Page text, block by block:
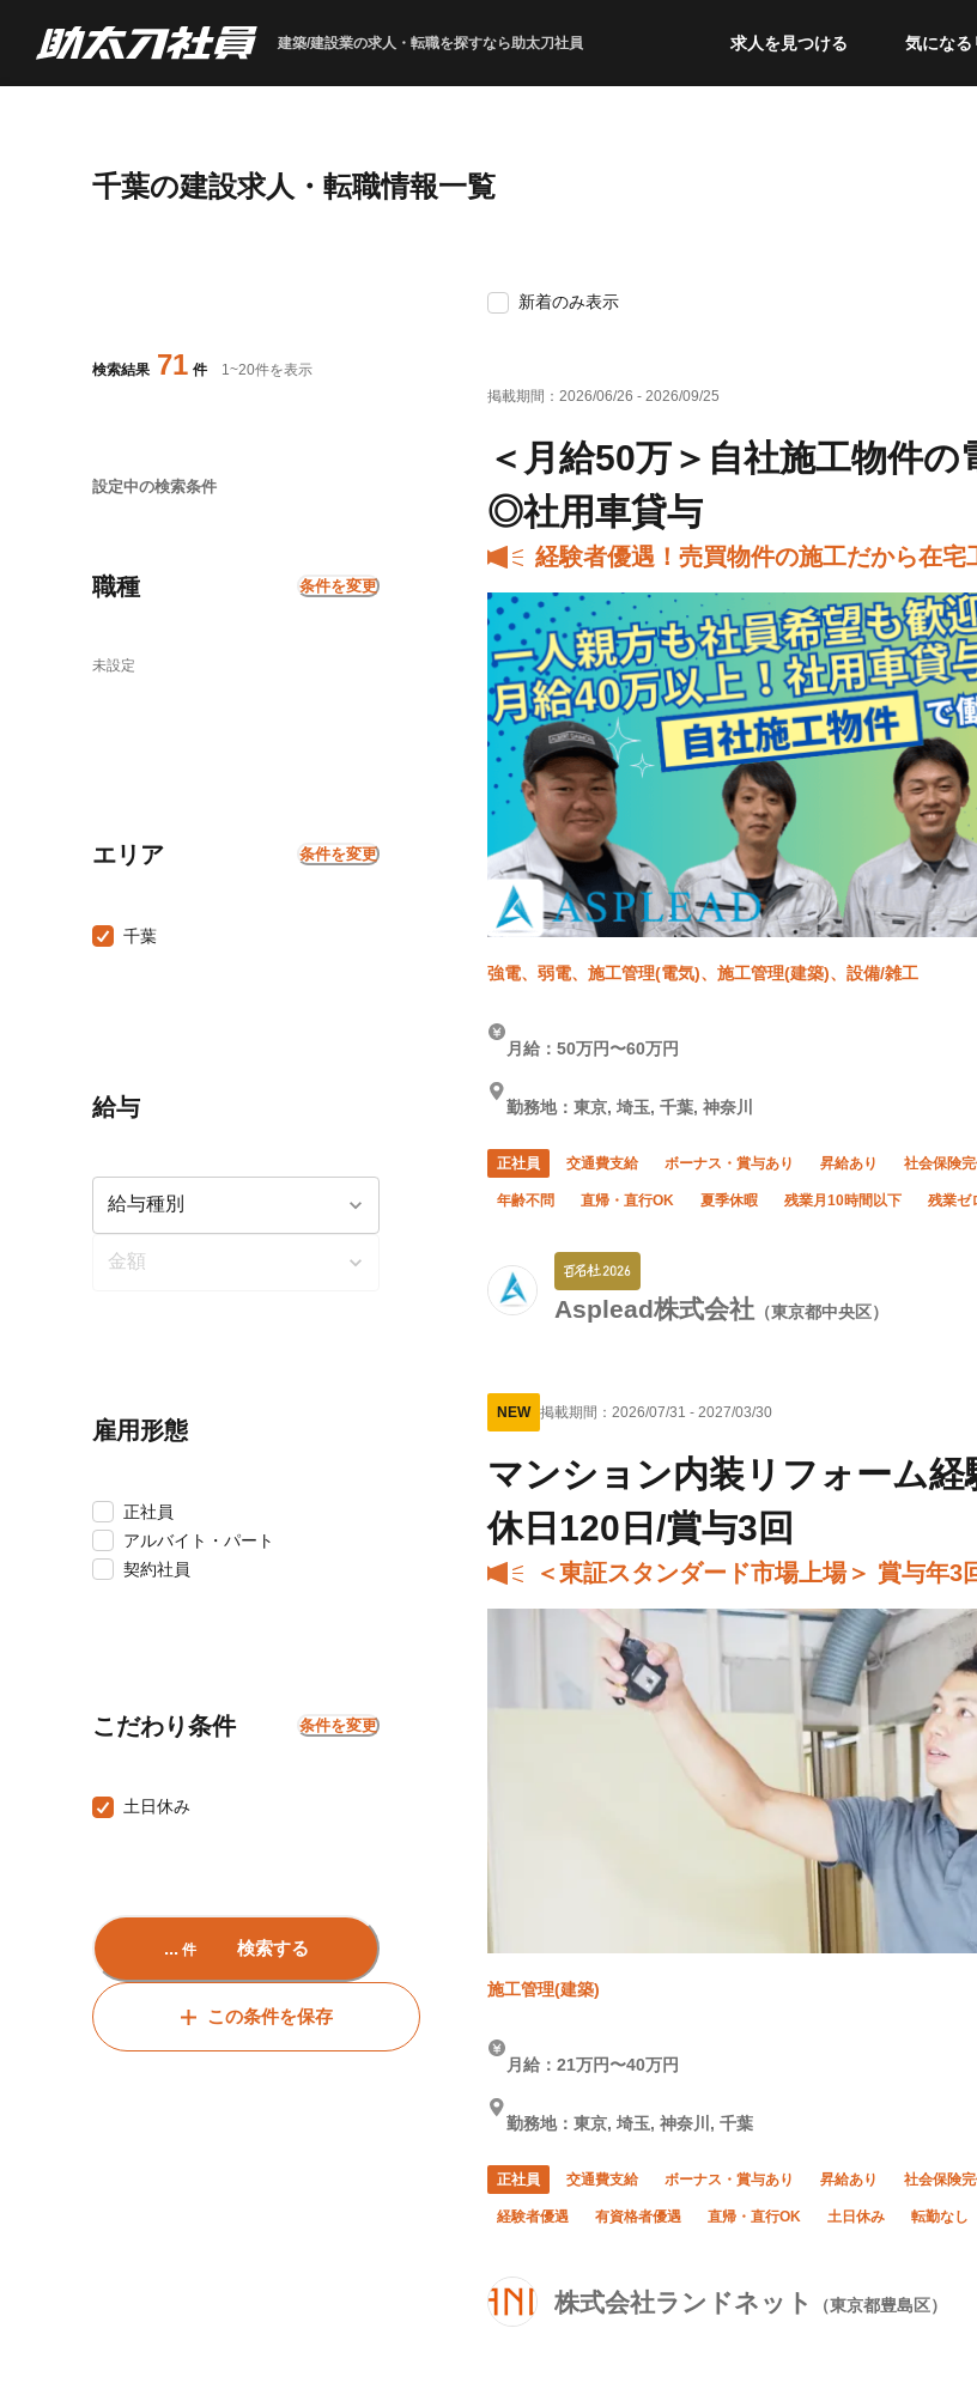
建築/建設業の求人・転職を探すなら助太刀社員 求人を見つける 気になる
千葉の建設求人・転職情報一覧
検索結果 71 件 1~20件を表示
設定中の検索条件
職種 条件を変更
未設定
エリア 条件を変更
千葉
給与
雇用形態
正社員
アルバイト・パート
契約社員
こだわり条件 条件を変更
土日休み
... 件 検索する
この条件を保存
新着のみ表示
掲載期間： 2026/06/26 - 2026/09/25
強電、弱電、施工管理(電気)、施工管理(建築)、設備/雑工
＜月給50万＞自社施工物件
◎社用車貸与
経験者優遇！売買物件の施工だから在宅
Asplead株式会社 （東京都中央区）
月給：50万円〜60万円
勤務地：東京, 埼玉, 千葉, 神奈川
正社員 交通費支給 ボーナス・賞与あり 昇給あり 社会保険
年齢不問 直帰・直行OK 夏季休暇 残業月10時間以下 残業ゼ
NEW 掲載期間： 2026/07/31 - 2027/03/30
施工管理(建築)
マンション内装リフォーム経
休日120日/賞与3回
＜東証スタンダード市場上場＞ 賞与年3
株式会社ランドネット （東京都豊島区）
月給：21万円〜40万円
勤務地：東京, 埼玉, 神奈川, 千葉
正社員 交通費支給 ボーナス・賞与あり 昇給あり 社会保険
経験者優遇 有資格者優遇 直帰・直行OK 土日休み 転勤なし